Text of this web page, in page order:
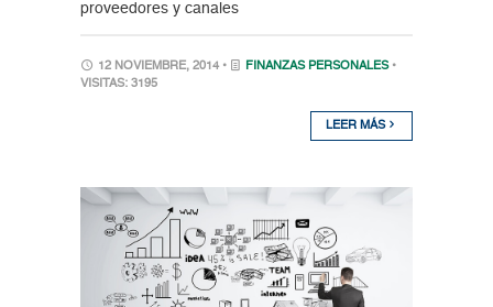
proveedores y canales
12 NOVIEMBRE, 2014 • FINANZAS PERSONALES •
VISITAS: 3195
LEER MÁS